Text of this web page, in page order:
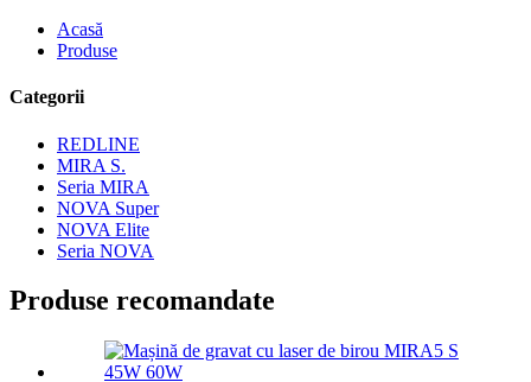
Acasă
Produse
Categorii
REDLINE
MIRA S.
Seria MIRA
NOVA Super
NOVA Elite
Seria NOVA
Produse recomandate